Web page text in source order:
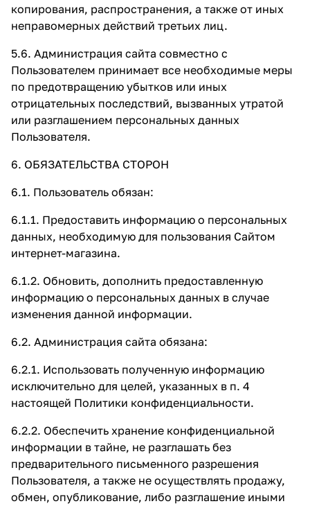
копирования, распространения, а также от иных
неправомерных действий третьих лиц.
5.6. Администрация сайта совместно с
Пользователем принимает все необходимые меры
по предотвращению убытков или иных
отрицательных последствий, вызванных утратой
или разглашением персональных данных
Пользователя.
6. ОБЯЗАТЕЛЬСТВА СТОРОН
6.1. Пользователь обязан:
6.1.1. Предоставить информацию о персональных
данных, необходимую для пользования Сайтом
интернет-магазина.
6.1.2. Обновить, дополнить предоставленную
информацию о персональных данных в случае
изменения данной информации.
6.2. Администрация сайта обязана:
6.2.1. Использовать полученную информацию
исключительно для целей, указанных в п. 4
настоящей Политики конфиденциальности.
6.2.2. Обеспечить хранение конфиденциальной
информации в тайне, не разглашать без
предварительного письменного разрешения
Пользователя, а также не осуществлять продажу,
обмен, опубликование, либо разглашение иными